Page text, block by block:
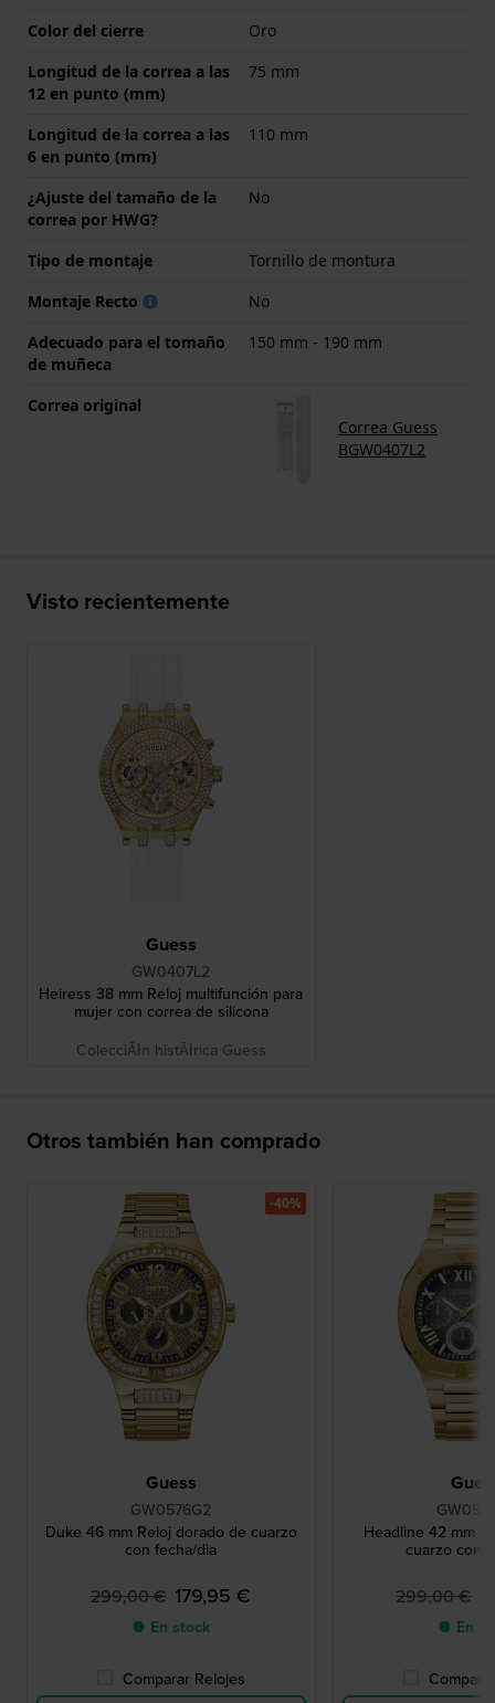
Color del cierre
Oro
Longitud de la correa a las
12 en punto (mm)
75 mm
Longitud de la correa a las
6 en punto (mm)
110 mm
¿Ajuste del tamaño de la
correa por HWG?
No
Tipo de montaje
Tornillo de montura
Montaje Recto
No
Adecuado para el tomaño
de muñeca
150 mm - 190 mm
Correa original
Correa Guess
BGW0407L2
Visto recientemente
Guess
GW0407L2
Heiress 38 mm Reloj multifunción para
mujer con correa de silicona
ColecciĂłn histĂłrica Guess
Otros también han comprado
Guess
GW0576G2
Duke 46 mm Reloj dorado de cuarzo
con fecha/dia
299,00 € 179,95 €
● En stock
Comparar Relojes
-40%
Headline 42 mm
cuarzo con
299,00 €
● En